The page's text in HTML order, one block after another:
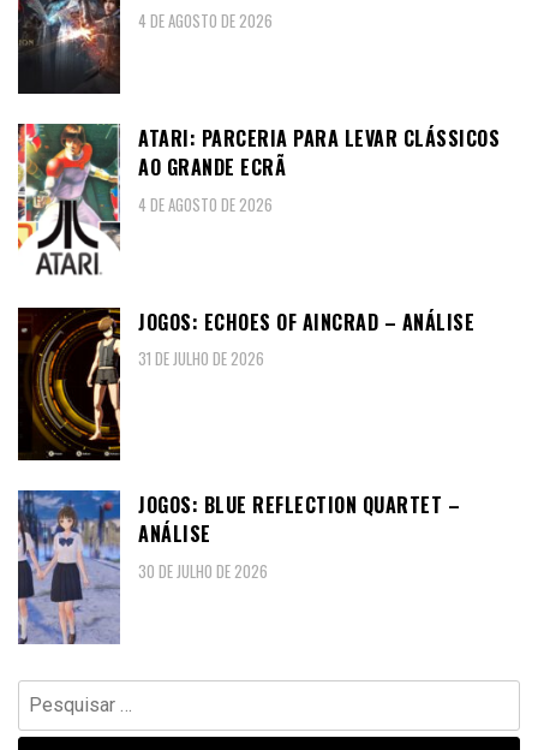
4 DE AGOSTO DE 2026
ATARI: PARCERIA PARA LEVAR CLÁSSICOS
AO GRANDE ECRÃ
4 DE AGOSTO DE 2026
JOGOS: ECHOES OF AINCRAD – ANÁLISE
31 DE JULHO DE 2026
JOGOS: BLUE REFLECTION QUARTET –
ANÁLISE
30 DE JULHO DE 2026
Pesquisar
por: